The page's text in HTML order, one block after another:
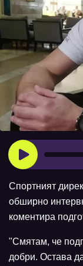
Спортният
обширно
коментира
"Смятам, че
добри. Остава